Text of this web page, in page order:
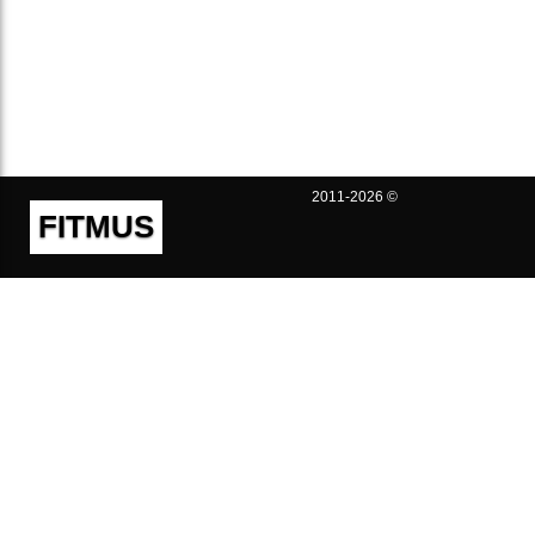
FITMUS
2011-2026 ©